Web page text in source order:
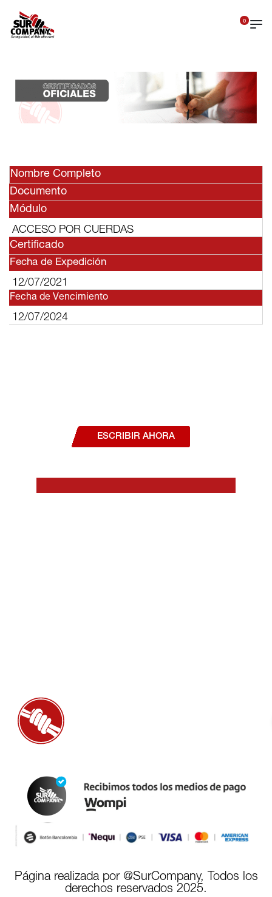
0
Nombre Completo
Documento
Módulo
ACCESO POR CUERDAS
Certificado
Fecha de Expedición
12/07/2021
Fecha de Vencimiento
12/07/2024
ESCRIBIR AHORA
Página realizada por @SurCompany, Todos los
derechos reservados 2025.